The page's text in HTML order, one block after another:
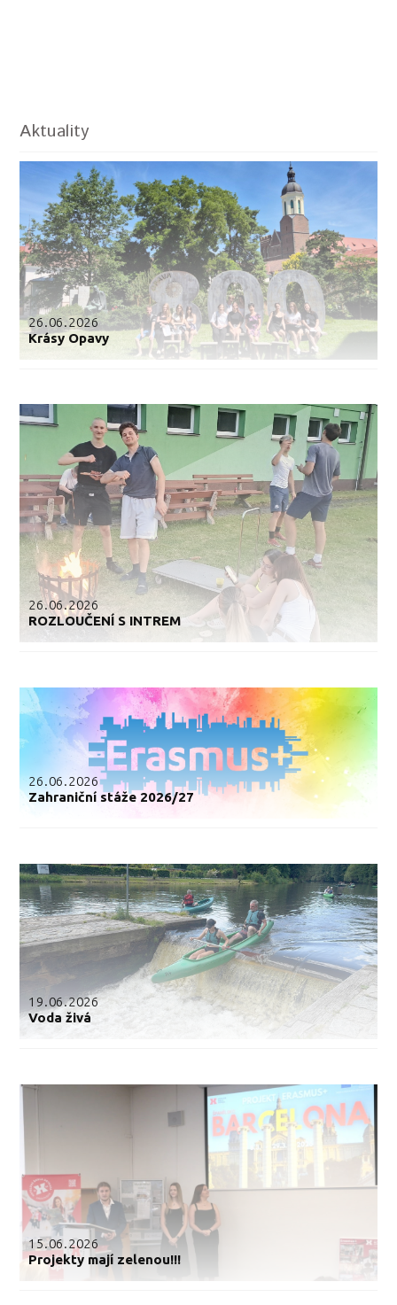
Aktuality
26.06.2026
Krásy Opavy
26.06.2026
ROZLOUČENÍ S INTREM
26.06.2026
Zahraniční stáže 2026/27
19.06.2026
Voda živá
15.06.2026
Projekty mají zelenou!!!